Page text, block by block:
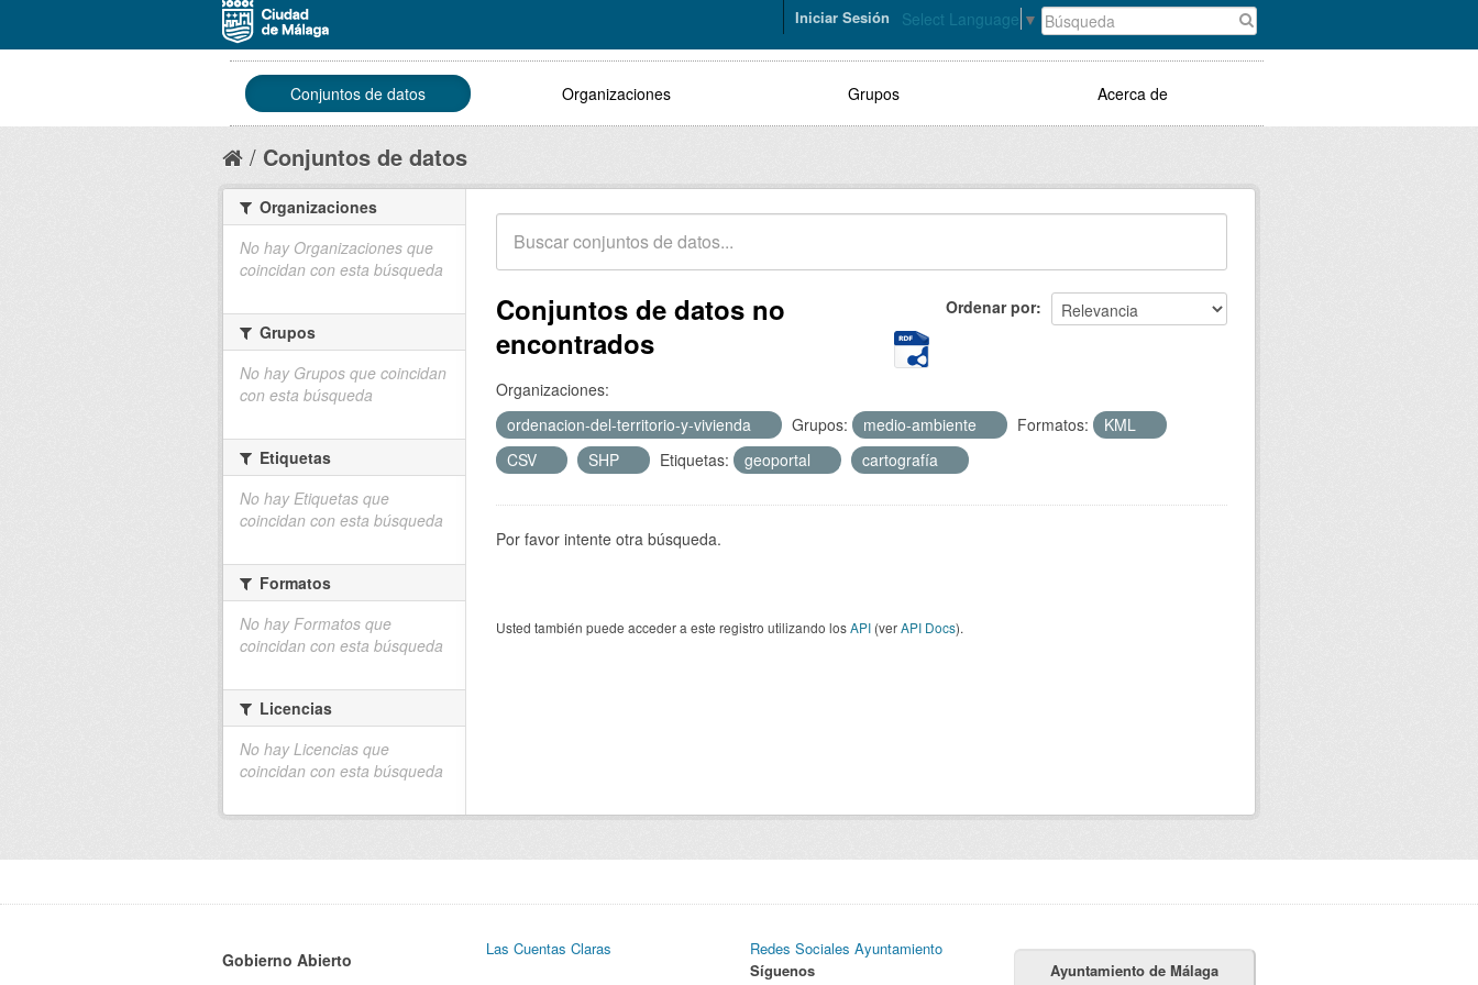
Select Language ▼
Iniciar Sesión
Conjuntos de datos Organizaciones Grupos Acerca de
Conjuntos de datos
Ordenar por
Conjuntos de datos no
encontrados
Organizaciones:
ordenacion-del-territorio-y-vivienda
Grupos: medio-ambiente Formatos:
KML
CSV
SHP Etiquetas: geoportal cartografía
Por favor intente otra búsqueda.
Usted también puede acceder a este registro utilizando losAPI (verAPI Docs).
Organizaciones
No hay Organizaciones que
coincidan con esta búsqueda
Grupos
No hay Grupos que coincidan
con esta búsqueda
Etiquetas
No hay Etiquetas que
coincidan con esta búsqueda
Formatos
No hay Formatos que
coincidan con esta búsqueda
Licencias
No hay Licencias que
coincidan con esta búsqueda
Gobierno Abierto
Las Cuentas Claras
Redes Sociales Ayuntamiento
Síguenos
Ayuntamiento de Málaga